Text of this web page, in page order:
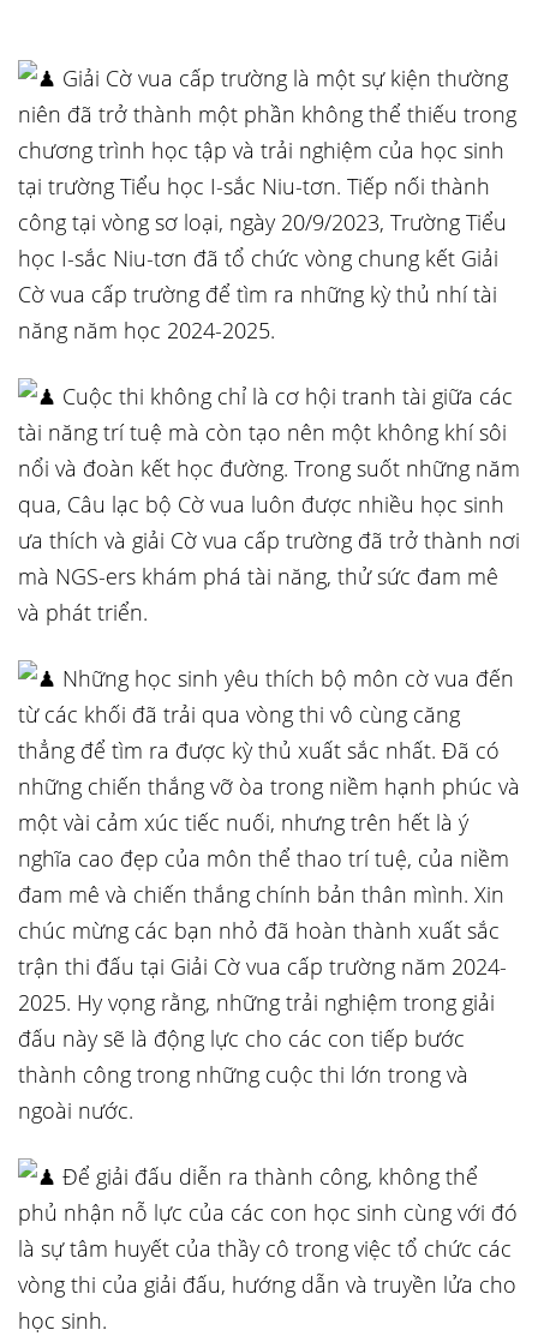
Giải Cờ vua cấp trường là một sự kiện thường
niên đã trở thành một phần không thể thiếu trong
chương trình học tập và trải nghiệm của học sinh
tại trường Tiểu học I-sắc Niu-tơn. Tiếp nối thành
công tại vòng sơ loại, ngày 20/9/2023, Trường Tiểu
học I-sắc Niu-tơn đã tổ chức vòng chung kết Giải
Cờ vua cấp trường để tìm ra những kỳ thủ nhí tài
năng năm học 2024-2025.
Cuộc thi không chỉ là cơ hội tranh tài giữa các
tài năng trí tuệ mà còn tạo nên một không khí sôi
nổi và đoàn kết học đường. Trong suốt những năm
qua, Câu lạc bộ Cờ vua luôn được nhiều học sinh
ưa thích và giải Cờ vua cấp trường đã trở thành nơi
mà NGS-ers khám phá tài năng, thử sức đam mê
và phát triển.
Những học sinh yêu thích bộ môn cờ vua đến
từ các khối đã trải qua vòng thi vô cùng căng
thẳng để tìm ra được kỳ thủ xuất sắc nhất. Đã có
những chiến thắng vỡ òa trong niềm hạnh phúc và
một vài cảm xúc tiếc nuối, nhưng trên hết là ý
nghĩa cao đẹp của môn thể thao trí tuệ, của niềm
đam mê và chiến thắng chính bản thân mình. Xin
chúc mừng các bạn nhỏ đã hoàn thành xuất sắc
trận thi đấu tại Giải Cờ vua cấp trường năm 2024-
2025. Hy vọng rằng, những trải nghiệm trong giải
đấu này sẽ là động lực cho các con tiếp bước
thành công trong những cuộc thi lớn trong và
ngoài nước.
Để giải đấu diễn ra thành công, không thể
phủ nhận nỗ lực của các con học sinh cùng với đó
là sự tâm huyết của thầy cô trong việc tổ chức các
vòng thi của giải đấu, hướng dẫn và truyền lửa cho
học sinh.